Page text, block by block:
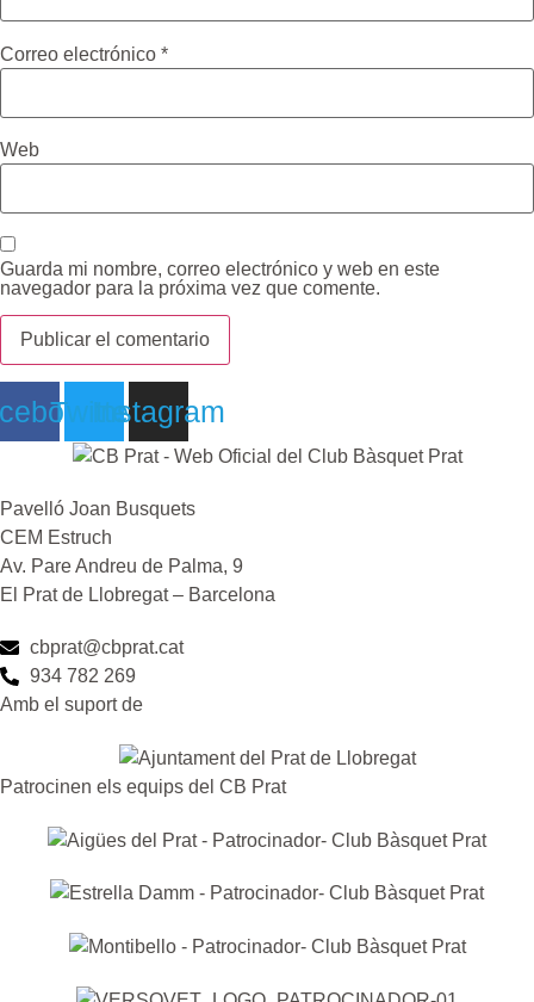
Correo electrónico *
Web
Guarda mi nombre, correo electrónico y web en este
navegador para la próxima vez que comente.
TwitterInstagram
Pavelló Joan Busquets
CEM Estruch
Av. Pare Andreu de Palma, 9
El Prat de Llobregat – Barcelona
cbprat@cbprat.cat
934 782 269
Amb el suport de
Patrocinen els equips del CB Prat